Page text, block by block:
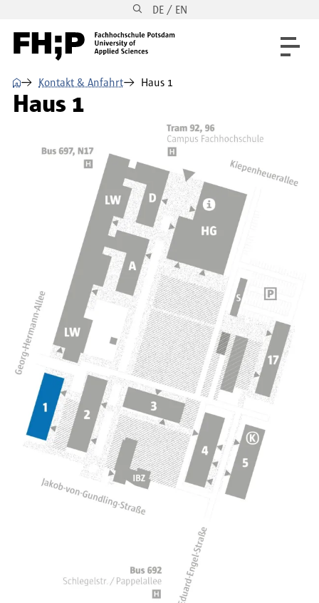
Direkt zur Hauptnavigation DE / EN
⌂ Kontakt & Anfahrt Haus 1
Haus 1